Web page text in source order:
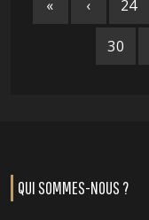
« ‹ 24
30
QUI SOMMES-NOUS ?